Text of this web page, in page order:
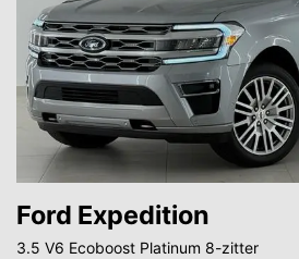
Ford Expedition
3.5 V6 Ecoboost Platinum 8-zitter